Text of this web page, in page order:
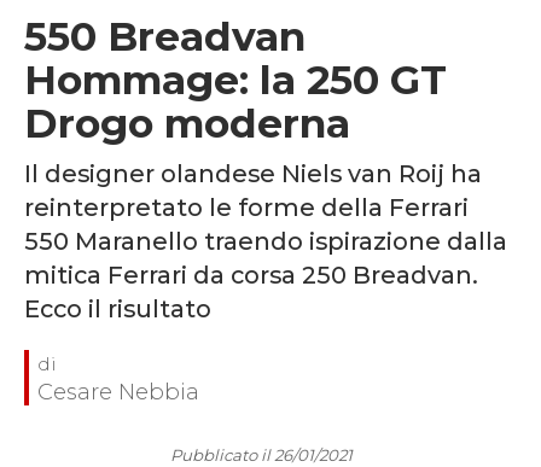
550 Breadvan
Hommage: la 250 GT
Drogo moderna
Il designer olandese Niels van Roij ha
reinterpretato le forme della Ferrari
550 Maranello traendo ispirazione dalla
mitica Ferrari da corsa 250 Breadvan.
Ecco il risultato
Cesare Nebbia
Pubblicato il 26/01/2021